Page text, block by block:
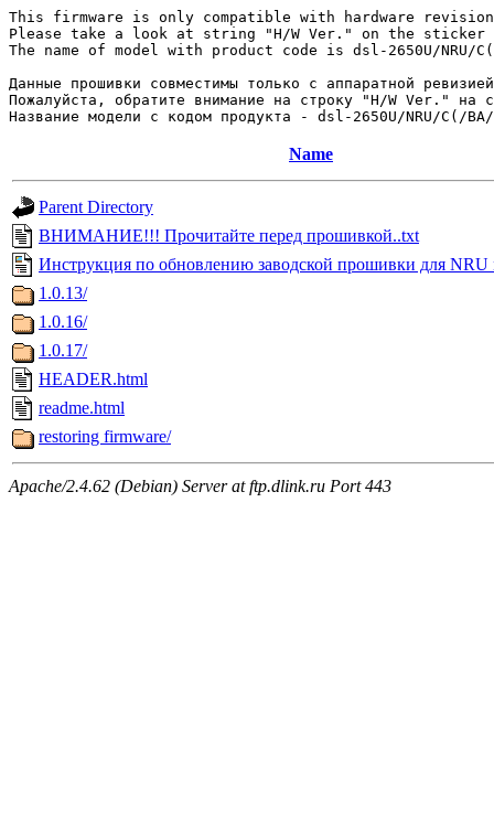
This firmware is only compatible with hardware
Please take a look at string "H/W Ver." on the sticker
The name of model with product code is dsl-2650U/NRU/
Данные прошивки совместимы только с аппаратной
Пожалуйста, обратите внимание на строку "H/W Ver." на
Name
Parent Directory
ВНИМАНИЕ!!! Прочитайте перед прошивкой..txt
Инструкция по обновлению заводской прошивки для NRU
1.0.13/
1.0.16/
1.0.17/
HEADER.html
readme.html
restoring firmware/
Apache/2.4.62 (Debian) Server at ftp.dlink.ru Port 443